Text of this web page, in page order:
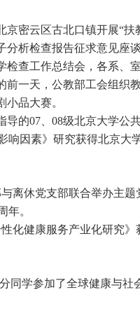
密云区古北口镇开展“扶
析检查报告征求意见座谈
检查工作总结会，各系、
一天，公教部工会组织
小品大赛。
导的07、08级北京大学
因素》研究获得北京大
离休党支部联合举办主
年。
化健康服务产业化研究》
同学参加了全球健康与